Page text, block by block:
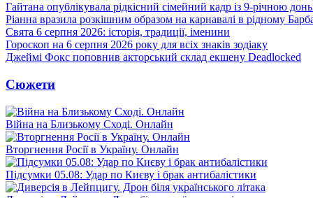
Гайтана опублікувала рідкісний сімейний кадр із 9-річною
Ріанна вразила розкішним образом на карнавалі в рідному
Свята 6 серпня 2026: історія, традиції, іменини
Гороскоп на 6 серпня 2026 року для всіх знаків зодіаку
Джеймі Фокс поповнив акторський склад екшену Deadlocked
Сюжети
Війна на Близькому Сході. Онлайн
Вторгнення Росії в Україну. Онлайн
Підсумки 05.08: Удар по Києву і брак антибалістики